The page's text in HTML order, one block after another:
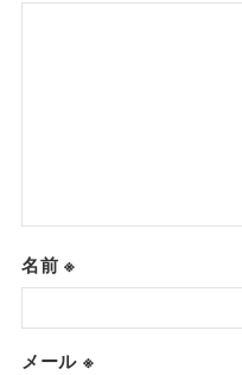
名前※
メール ※